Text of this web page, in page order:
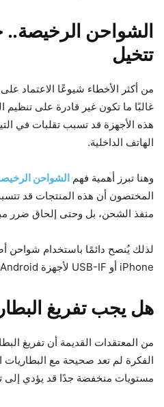
الشواحن الرخيصة..
تتخيل
من أكثر الأخطاء شيوعًا الاعتماد
غالبًا ما تكون غير قادرة على
هذه الأجهزة قد تسبب تقلبات في
الهاتف الداخلية.
وهنا تبرز أهمية فهم الشواحن
المختصون أن هذه المنتجات قد
منفذ الشحن، بل وحتى إلحاق ضرر
iPhone أو USB-IF لأجهزة Android.
هل يجب تفريغ
الفكرة لم تعد صحيحة مع البطاريات
مستويات منخفضة جدًا قد يؤدي إلى